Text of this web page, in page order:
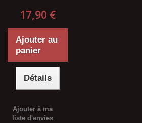
17,90 €
Ajouter au
panier
Détails
Ajouter à ma
liste d'envies